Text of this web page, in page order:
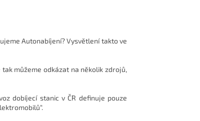
Autonabíjení? Vysvětlení takto ve
můžeme odkázat na několik zdrojů,
dobíjecí stanic v ČR definuje pouze